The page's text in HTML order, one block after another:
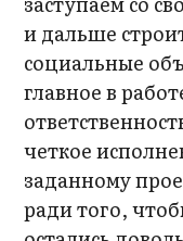
и дальше
социальные
главное в
четкое
заданному
ради того,